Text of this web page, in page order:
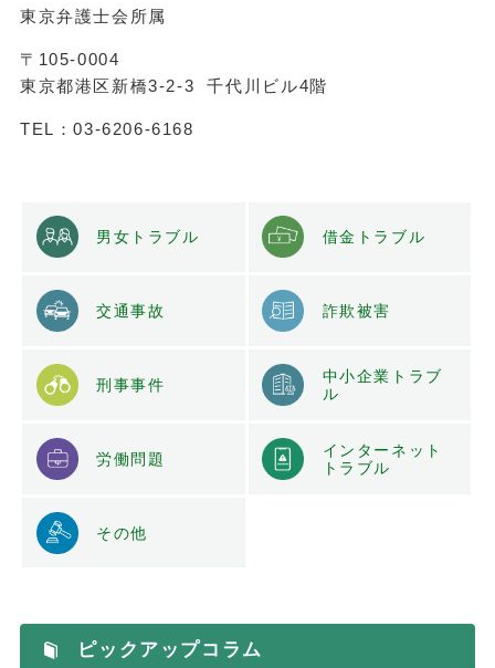
東京弁護士会所属
〒105-0004
東京都港区新橋3-2-3 千代川ビル4階
TEL：03-6206-6168
男女トラブル 借金トラブル
交通事故 詐欺被害
刑事事件
中小企業トラブ
ル
労働問題
インターネット
トラブル
その他
ピックアップコラム